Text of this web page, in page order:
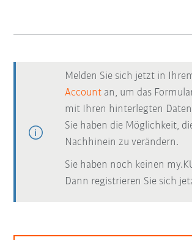
Melden Sie sich jetzt in
Account an, um das
mit Ihren hinterlegten
Sie haben die Möglichkeit,
Nachhinein zu verändern.
Sie haben noch keinen
Dann registrieren Sie sich